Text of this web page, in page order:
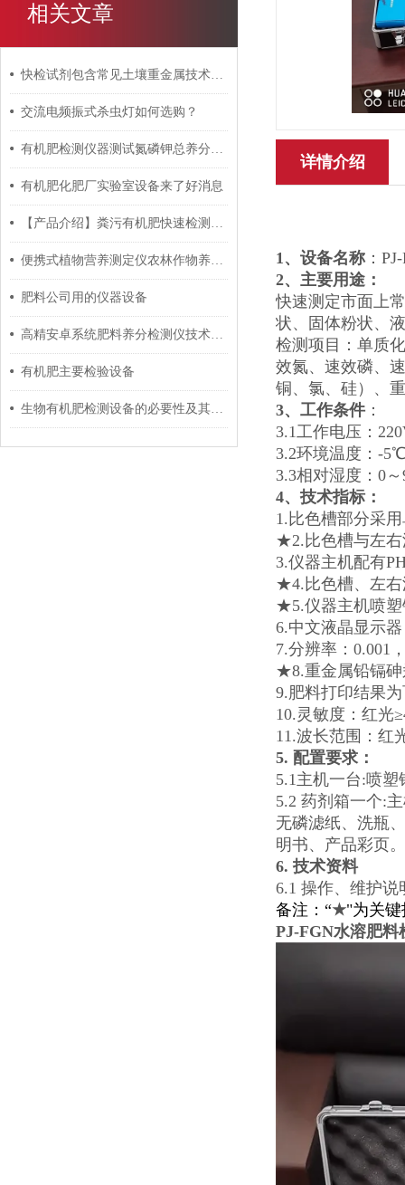
相关文章
快检试剂包含常见土壤重金属技术指标
交流电频振式杀虫灯如何选购？
有机肥检测仪器测试氮磷钾总养分步骤
有机肥化肥厂实验室设备来了好消息
【产品介绍】粪污有机肥快速检测仪招标参数
便携式植物营养测定仪农林作物养分监测优选设备
肥料公司用的仪器设备
高精安卓系统肥料养分检测仪技术参数
有机肥主要检验设备
生物有机肥检测设备的必要性及其应用
详情介绍
1、设备名称 ：
2、主要用途：
快速测定市面上
状、固体粉状、
检测项目：单质
效氮、速效磷、
铜、氯、硅）、
3、工作条件：
3.1工作电压：
3.2环境温度：-
3.3相对湿度：0～
4、技术指标：
1.比色槽部分采
★2.比色槽与左右
3.仪器主机配有
★4.比色槽、左右
★5.仪器主机喷塑
6.中文液晶显示
7.分辨率：0.001
★8.重金属铅镉砷
9.肥料打印结果
10.灵敏度：红光
11.波长范围：红
5. 配置要求：
5.1主机一台:喷
5.2 药剂箱一个:
无磷滤纸、洗瓶
明书、产品彩页。
6. 技术资料
6.1 操作、维护说
备注：“★"为关
PJ-FGN水溶肥料